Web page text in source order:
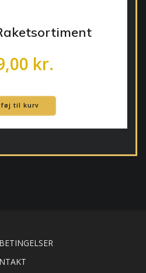
kr.
til kurv